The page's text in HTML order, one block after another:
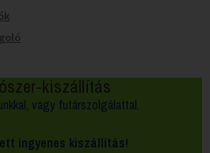
kiszállítás
vagy futárszolgálattal.
ingyenes kiszállítás!